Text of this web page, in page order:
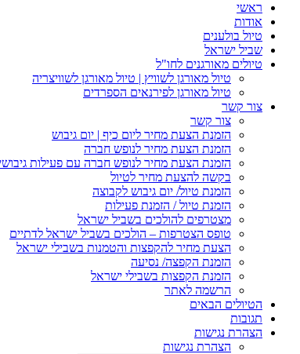
ראשי
אודות
טיול בולענים
שביל ישראל
טיולים מאורגנים לחו"ל
טיול מאורגן לשוויץ | טיול מאורגן לשוויצריה
טיול מאורגן לפירנאים הספרדים
צור קשר
צור קשר
הזמנת הצעת מחיר ליום כיף | יום גיבוש
הזמנת הצעת מחיר לנופש חברה
הזמנת הצעת מחיר לנופש חברה עם פעילות
בקשה להצעת מחיר לטיול
הזמנת טיול/ יום גיבוש לקבוצה
הזמנת טיול / הזמנת פעילות
מצטרפים להולכים בשביל ישראל
טופס הצטרפות – הולכים בשביל ישראל לדתיים
הצעת מחיר להקפצות והטמנות בשבילי ישראל
הזמנת הקפצה/ נסיעה
הזמנת הקפצות בשבילי ישראל
הרשמה לאתר
הטיולים הבאים
תגובות
הצהרת נגישות
הצהרת נגישות